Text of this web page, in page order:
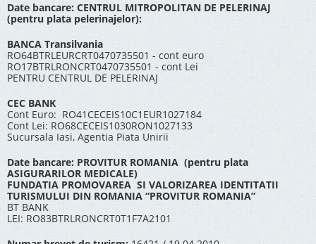
Date bancare: CENTRUL MITROPOLITAN DE PELERINAJ
(pentru plata pelerinajelor):
BANCA Transilvania
RO64BTRLEURCRT0470735501 - cont euro
RO17BTRLRONCRT0470735501 - cont Lei
PENTRU CENTRUL DE PELERINAJ
CEC BANK
Cont Euro: RO41CECEIS10C1EUR1027184
Cont Lei: RO68CECEIS1030RON1027133
Sucursala Iasi, Agentia Piata Unirii
Date bancare: PROVITUR ROMANIA (pentru plata
ASIGURARILOR MEDICALE)
FUNDATIA PROMOVAREA SI VALORIZAREA IDENTITATII
TURISMULUI DIN ROMANIA “PROVITUR ROMANIA”
BT BANK
LEI: RO83BTRLRONCRT0T1F7A2101